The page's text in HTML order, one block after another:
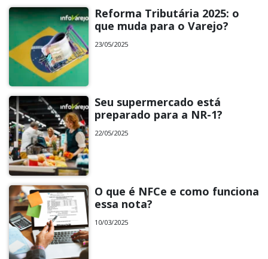
Reforma Tributária 2025: o
que muda para o Varejo?
23/05/2025
Seu supermercado está
preparado para a NR-1?
22/05/2025
O que é NFCe e como funciona
essa nota?
10/03/2025